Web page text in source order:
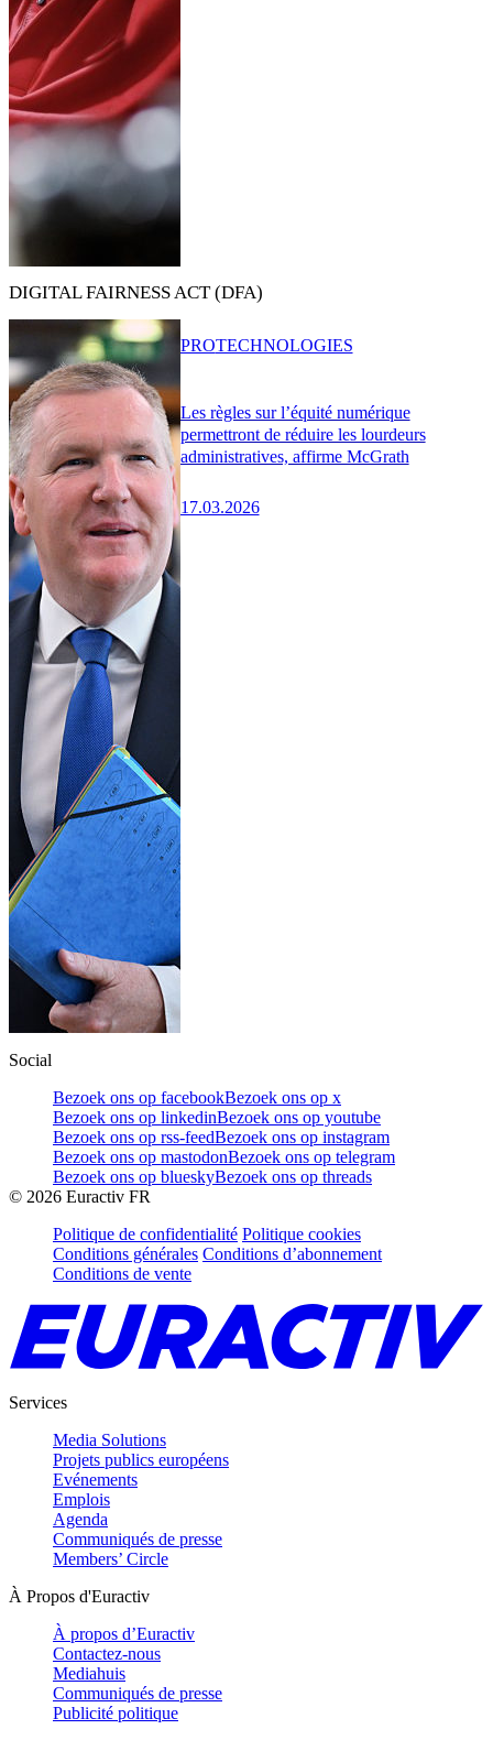
DIGITAL FAIRNESS ACT (DFA)
Les règles sur l’équité numérique
permettront de réduire les lourdeurs
administratives, affirme McGrath
17.03.2026
PROTECHNOLOGIES
Social
Bezoek ons op facebookBezoek ons op x
Bezoek ons op linkedinBezoek ons op youtube
Bezoek ons op rss-feedBezoek ons op instagram
Bezoek ons op mastodonBezoek ons op telegram
Bezoek ons op blueskyBezoek ons op threads
© 2026 Euractiv FR
Politique de confidentialité Politique cookies
Conditions générales Conditions d’abonnement
Conditions de vente
Services
Media Solutions
Projets publics européens
Evénements
Emplois
Agenda
Communiqués de presse
Members’ Circle
À Propos d'Euractiv
À propos d’Euractiv
Contactez-nous
Mediahuis
Communiqués de presse
Publicité politique